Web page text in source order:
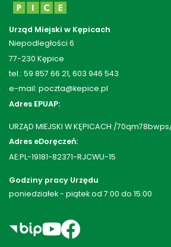
Urząd Miejski w Kępicach
Niepodległości 6
77-230 Kępice
tel.: 59 857 66 21, 603 946 543
e-mail: poczta@kepice.pl
Adres EPUAP:
URZĄD MIEJSKI W KĘPICACH /
Adres eDoręczeń:
AE:PL-19181-82371-RJCWU-15
Godziny pracy Urzędu
poniedziałek - piątek od 7:00 do 15:00